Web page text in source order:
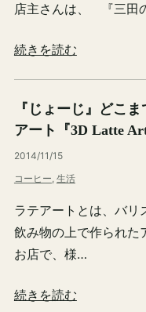
店主さんは、 『三田
続きを読む
『じょーじ』どこ
アート『3D Latte
2014/11/15
コーヒー, 生活
ラテアートとは、バリ
飲み物の上で作られた
お店で、様…
続きを読む